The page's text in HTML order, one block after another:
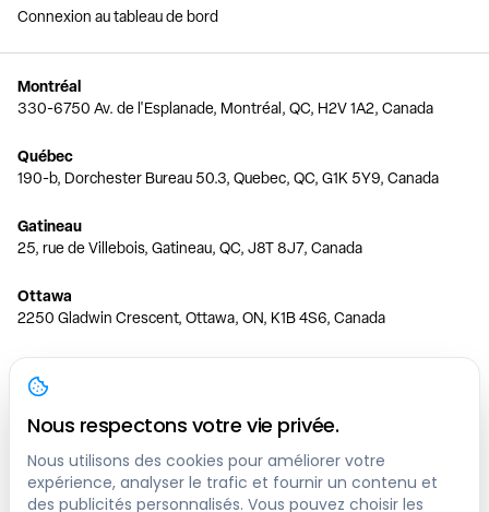
Connexion au tableau de bord
Montréal
330-6750 Av. de l'Esplanade, Montréal, QC, H2V 1A2, Canada
Québec
190-b, Dorchester Bureau 50.3, Quebec, QC, G1K 5Y9, Canada
Gatineau
25, rue de Villebois, Gatineau, QC, J8T 8J7, Canada
Ottawa
2250 Gladwin Crescent, Ottawa, ON, K1B 4S6, Canada
Toronto
150 Ferrand Dr, 6th Floor, Toronto, ON, M3C 3E5, Canada
Vancouver
1200 W 73rd Ave #1415, Vancouver, BC, V6P 6G5, Canada
Calgary
Nous respectons votre vie privée.
Nous utilisons des cookies pour améliorer votre
expérience, analyser le trafic et fournir un contenu et
des publicités personnalisés. Vous pouvez choisir les